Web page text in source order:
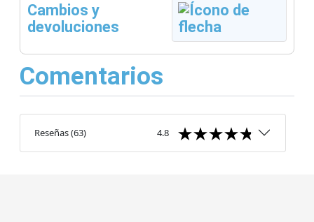
Cambios y
devoluciones
Comentarios
Reseñas(63) 4.8